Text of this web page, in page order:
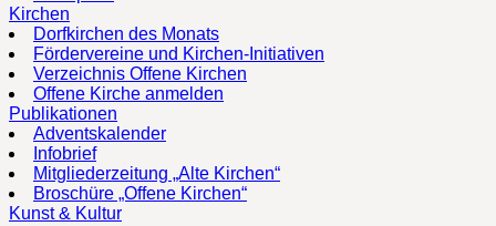
Kirchen
Dorfkirchen des Monats
Fördervereine und Kirchen-Initiativen
Verzeichnis Offene Kirchen
Offene Kirche anmelden
Publikationen
Adventskalender
Infobrief
Mitgliederzeitung „Alte Kirchen“
Broschüre „Offene Kirchen“
Kunst & Kultur